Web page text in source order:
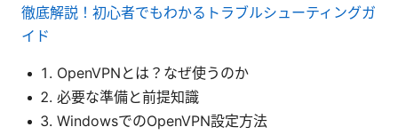
徹底解説！初心者でもわかるトラブルシューティングガ
イド
OpenVPNとは？なぜ使うのか
必要な準備と前提知識
WindowsでのOpenVPN設定方法